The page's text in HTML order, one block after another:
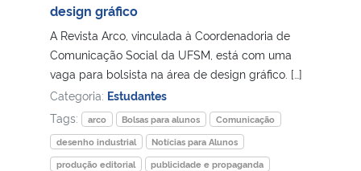
design gráfico
A Revista Arco, vinculada à Coordenadoria de
Comunicação Social da UFSM, está com uma
vaga para bolsista na área de design gráfico. […]
Categoria: Estudantes
Tags:
arco Bolsas para alunos
Comunicação
desenho industrial
Notícias para Alunos
produção editorial
publicidade e propaganda